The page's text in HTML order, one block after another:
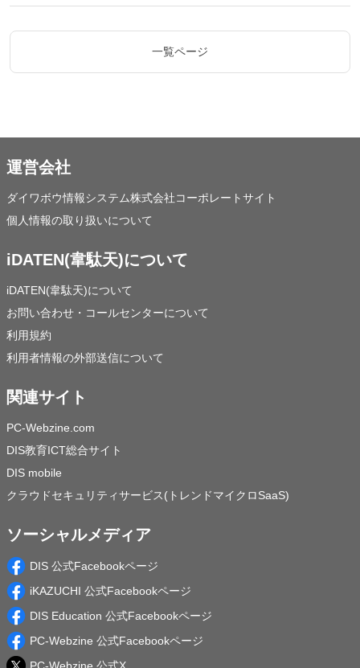
一覧ページ
運営会社
ダイワボウ情報システム株式会社コーポレートサイト
個人情報の取り扱いについて
iDATEN(韋駄天)について
iDATEN(韋駄天)について
お問い合わせ・コールセンターについて
利用規約
利用者情報の外部送信について
関連サイト
PC-Webzine.com
DIS教育ICT総合サイト
DIS mobile
クラウドセキュリティサービス(トレンドマイクロSaaS)
ソーシャルメディア
DIS 公式Facebookページ
iKAZUCHI 公式Facebookページ
DIS Education 公式Facebookページ
PC-Webzine 公式Facebookページ